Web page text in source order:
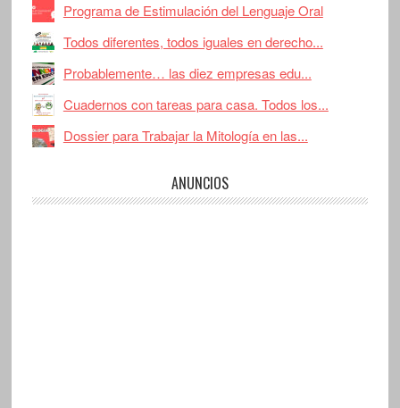
Programa de Estimulación del Lenguaje Oral
Todos diferentes, todos iguales en derecho...
Probablemente… las diez empresas edu...
Cuadernos con tareas para casa. Todos los...
Dossier para Trabajar la Mitología en las...
ANUNCIOS